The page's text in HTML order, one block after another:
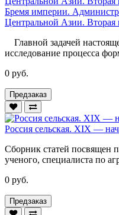
Бремя империи.
Центральной Азии.
Главной задачей
исследование процесса
0 руб.
Предзаказ
Россия сельская. XIX —
Сборник статей посвящен
ученого, специалиста по
0 руб.
Предзаказ